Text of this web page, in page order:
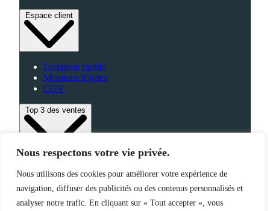
Nous respectons votre vie privée.
Nous utilisons des cookies pour améliorer votre expérience de
navigation, diffuser des publicités ou des contenus personnalisés et
analyser notre trafic. En cliquant sur « Tout accepter », vous
Espace client
Livraison rapide
Mentions légales
CGV
Top 3 des ventes
High-Tech
Fabriqué en France